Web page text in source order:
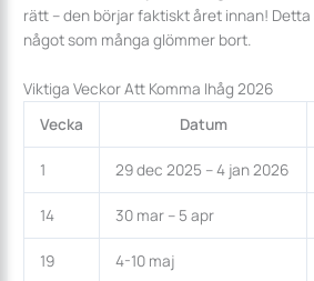
rätt – den börjar faktiskt året innan!
något som många glömmer bort.
Viktiga Veckor Att Komma Ihåg 2026
Vecka
Datum
1 29 dec 2025 – 4 jan 2026
14 30 mar – 5 apr
19 4-10 maj